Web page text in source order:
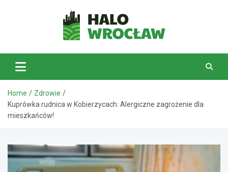
HaloWrocław.pl
Home
Zdrowie
Kuprówka rudnica w Kobierzycach: Alergiczne zagrożenie dla
mieszkańców!